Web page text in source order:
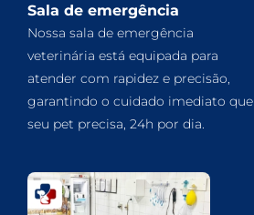
Sala de emergência
Nossa sala de emergência
veterinária está equipada para
atender com rapidez e precisão,
garantindo o cuidado imediato que
seu pet precisa, 24h por dia.